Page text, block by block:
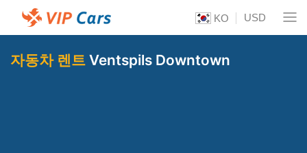
KO USD
자동차 렌트 Ventspils Downtown